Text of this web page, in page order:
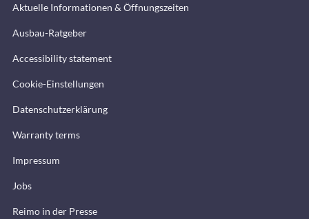
Aktuelle Informationen & Öffnungszeiten
Ausbau-Ratgeber
Accessibility statement
Cookie-Einstellungen
Datenschutzerklärung
Warranty terms
Impressum
Jobs
Reimo in der Presse